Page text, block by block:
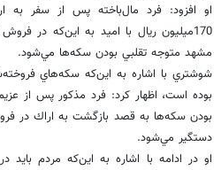
او افزود: فرد مال‌باخته پس از سفر به
170ميليون ريال با اميد به اين‌كه در
مشهد متوجه تقلبي بودن سكه‌ها مي‌شود.
شوشتري با اشاره به اين‌كه سكه‌هاي
بوده است، اظهار كرد: فرد مذكور پس از
بودن سكه‌ها به قصد بازگشت به اراك در
دستگير مي‌شود.
او در ادامه با اشاره به اين‌كه مردم بايد